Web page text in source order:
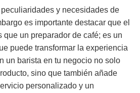
y necesidades de
es importante destacar que el
que un preparador de café; es un
puede transformar la experiencia
un barista en tu negocio no solo
sino que también añade
personalizado y un